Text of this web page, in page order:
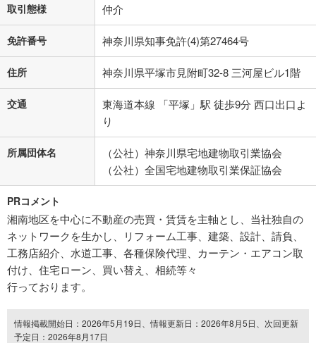
取引態様 仲介
免許番号 神奈川県知事免許(4)第27464号
住所 神奈川県平塚市見附町32-8 三河屋ビル1階
交通
東海道本線 「平塚」駅 徒歩9分 西口出口よ
り
所属団体名
（公社）神奈川県宅地建物取引業協会
（公社）全国宅地建物取引業保証協会
PRコメント
湘南地区を中心に不動産の売買・賃賃を主軸とし、当社独自の
ネットワークを生かし、リフォーム工事、建築、設計、請負、
工務店紹介、水道工事、各種保険代理、カーテン・エアコン取
付け、住宅ローン、買い替え、相続等々
行っております。
情報掲載開始日：2026年5月19日、情報更新日：2026年8月5日、次回更新
予定日：2026年8月17日